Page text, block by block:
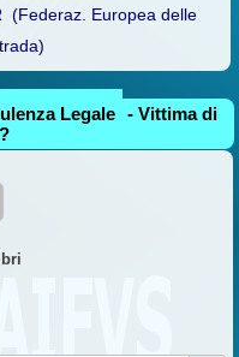
(Federaz. Europea delle
Legale
- Vittima di